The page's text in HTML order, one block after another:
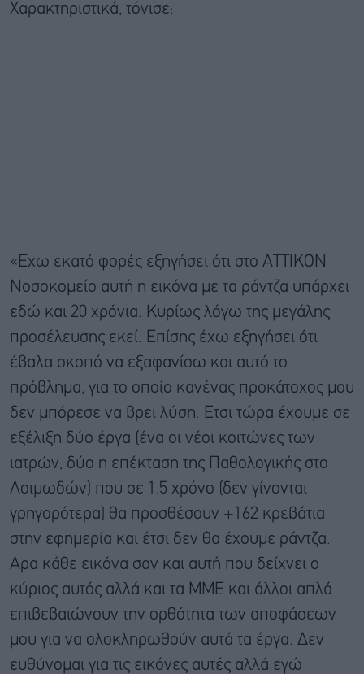
Χαρακτηριστικά, τόνισε:
«Εχω εκατό φορές εξηγήσει ότι στο ΑΤΤΙΚΟΝ
Νοσοκομείο αυτή η εικόνα με τα ράντζα υπάρχει
εδώ και 20 χρόνια. Κυρίως λόγω της μεγάλης
προσέλευσης εκεί. Επίσης έχω εξηγήσει ότι
έβαλα σκοπό να εξαφανίσω και αυτό το
πρόβλημα, για το οποίο κανένας προκάτοχος μου
δεν μπόρεσε να βρει λύση. Ετσι τώρα έχουμε σε
εξέλιξη δύο έργα (ένα οι νέοι κοιτώνες των
ιατρών, δύο η επέκταση της Παθολογικής στο
Λοιμωδών) που σε 1,5 χρόνο (δεν γίνονται
γρηγορότερα) θα προσθέσουν +162 κρεβάτια
στην εφημερία και έτσι δεν θα έχουμε ράντζα.
Αρα κάθε εικόνα σαν και αυτή που δείχνει ο
κύριος αυτός αλλά και τα ΜΜΕ και άλλοι απλά
επιβεβαιώνουν την ορθότητα των αποφάσεων
μου για να ολοκληρωθούν αυτά τα έργα. Δεν
ευθύνομαι για τις εικόνες αυτές αλλά εγώ